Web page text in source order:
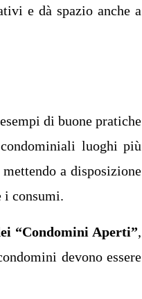
e dà spazio anche a
di buone pratiche
luoghi più
a disposizione
i consumi.
“Condomini Aperti”,
devono essere